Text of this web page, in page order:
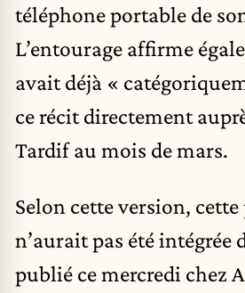
téléphone portable de
L’entourage affirme
avait déjà «
ce récit directement
Tardif au mois de mars.
Selon cette version,
n’aurait pas été intégrée
publié ce mercredi chez